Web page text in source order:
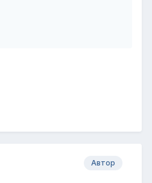
Автор